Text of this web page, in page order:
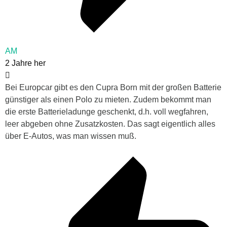
AM
2 Jahre her
Bei Europcar gibt es den Cupra Born mit der großen Batterie
günstiger als einen Polo zu mieten. Zudem bekommt man
die erste Batterieladunge geschenkt, d.h. voll wegfahren,
leer abgeben ohne Zusatzkosten. Das sagt eigentlich alles
über E-Autos, was man wissen muß.